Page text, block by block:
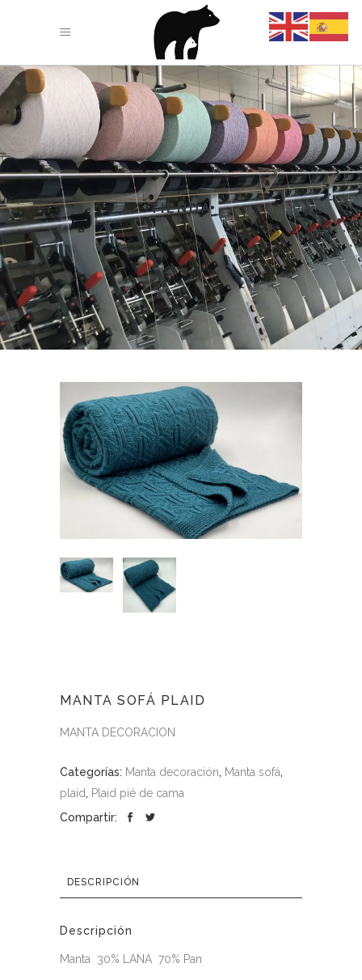
TIENDA
MANTA SOFÁ PLAID
MANTA DECORACION
Categorías: Manta decoración, Manta sofá,
plaid, Plaid pié de cama
Compartir:
DESCRIPCIÓN
Descripción
Manta 30% LANA 70% Pan